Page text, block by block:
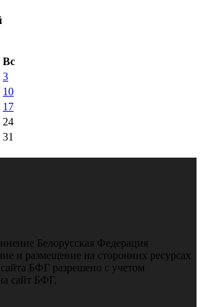
Вс
3
10
17
24
31
Белорусская Федерация
и размещение на сторонних ресурсах
БФГ разрешено с учетом
сайт БФГ.